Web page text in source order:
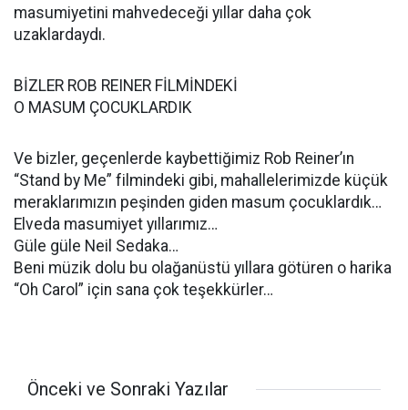
masumiyetini mahvedeceği yıllar daha çok
uzaklardaydı.
BİZLER ROB REINER FİLMİNDEKİ
O MASUM ÇOCUKLARDIK
Ve bizler, geçenlerde kaybettiğimiz Rob Reiner’ın
“Stand by Me” filmindeki gibi, mahallelerimizde küçük
meraklarımızın peşinden giden masum çocuklardık…
Elveda masumiyet yıllarımız…
Güle güle Neil Sedaka…
Beni müzik dolu bu olağanüstü yıllara götüren o harika
“Oh Carol” için sana çok teşekkürler…
Önceki ve Sonraki Yazılar